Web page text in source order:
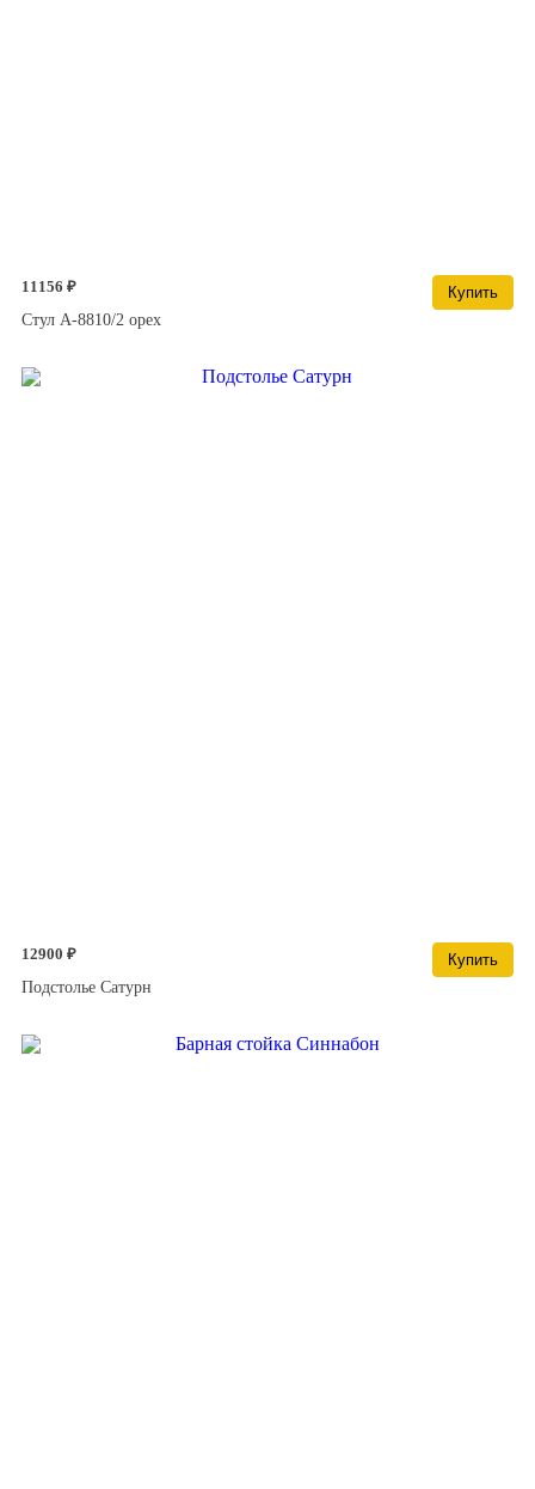
11156 ₽
Купить
Стул A-8810/2 орех
12900 ₽
Купить
Подстолье Сатурн